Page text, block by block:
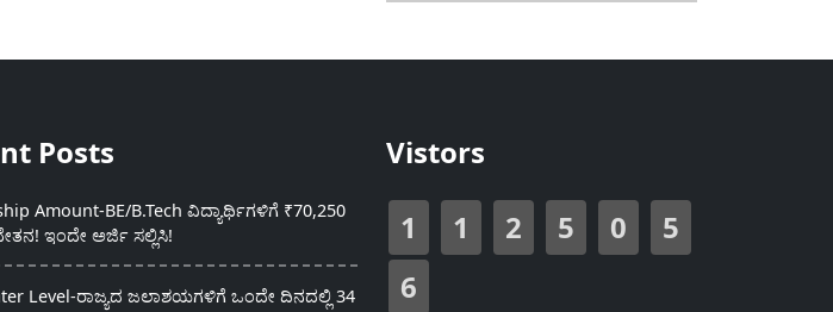
Posts
Amount-BE/B.Tech ವಿದ್ಯಾರ್ಥಿಗಳಿಗೆ ₹70,250
ಇಂದೇ ಅರ್ಜಿ ಸಲ್ಲಿಸಿ!
Level-ರಾಜ್ಯದ ಜಲಾಶಯಗಳಿಗೆ ಒಂದೇ ದಿನದಲ್ಲಿ 34
Vistors
1
1 2 5 0
5
6